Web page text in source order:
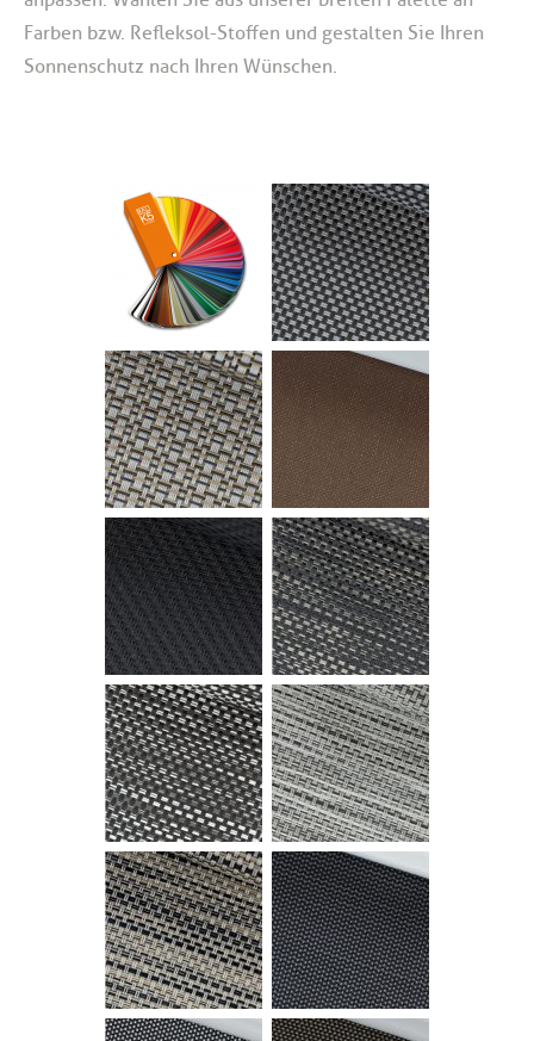
Farben bzw. Refleksol-Stoffen und gestalten Sie Ihren
Sonnenschutz nach Ihren Wünschen.